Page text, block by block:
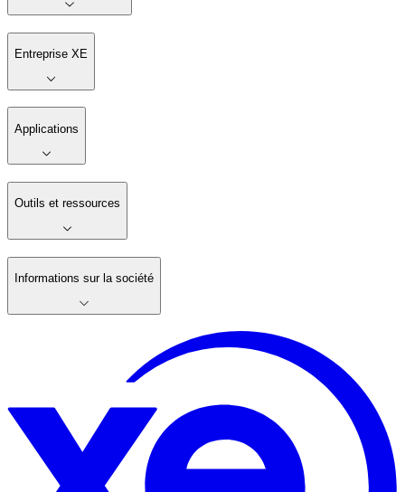
Entreprise XE
Applications
Outils et ressources
Informations sur la société